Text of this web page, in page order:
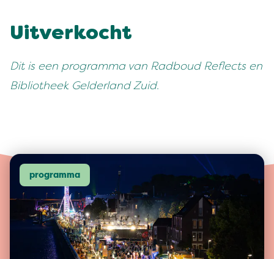
Uitverkocht
Dit is een pro­gram­ma van Rad­boud Reflects en
Bib­lio­theek Gelder­land Zuid.
programma